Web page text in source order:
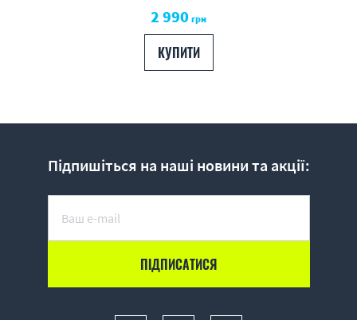
2 990 грн
КУПИТИ
Підпишіться на наші новини та акції: